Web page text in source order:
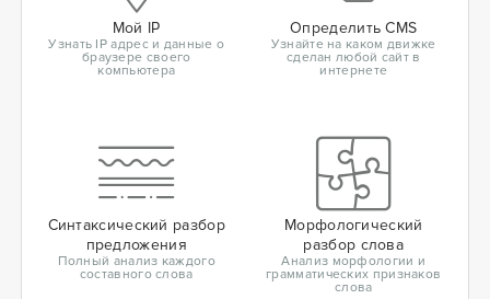
Мой IP
Узнать IP адрес и данные о
браузере своего
компьютера
Определить CMS
Узнайте на каком движке
сделан любой сайт в
интернете
Синтаксический разбор
предложения
Полный анализ каждого
составного слова
Морфологический
разбор слова
Анализ морфологии и
грамматических признаков
слова